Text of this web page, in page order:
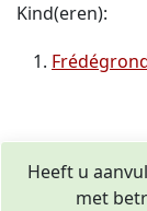
Kind(eren):
Heeft u
met